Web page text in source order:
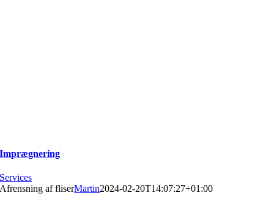
Imprægnering
Services
Afrensning af fliserMartin2024-02-20T14:07:27+01:00